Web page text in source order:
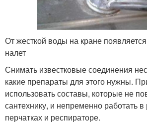
От жесткой воды на кране
налет
Снимать известковые соединения
какие препараты для этого нужны.
использовать составы, которые не
сантехнику, и непременно работать
перчатках и респираторе.